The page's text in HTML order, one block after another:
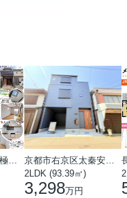
2LDK (93.39㎡)
3,298万円